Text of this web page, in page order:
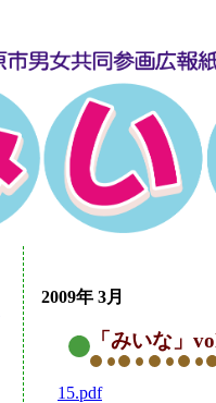
2009年 3月
「みいな」
15.pdf